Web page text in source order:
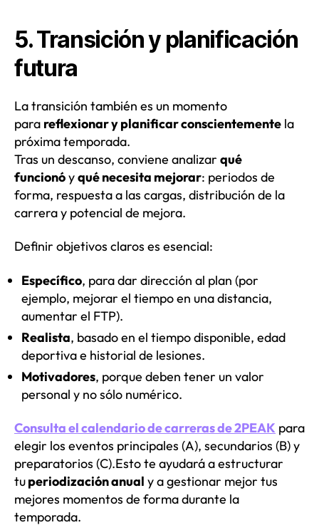
5. Transición y planificación
futura
La transición también es un momento
para reflexionar y planificar conscientemente la
próxima temporada.
Tras un descanso, conviene analizar qué
funcionóyqué necesita mejorar: periodos de
forma, respuesta a las cargas, distribución de la
carrera y potencial de mejora.
Definir objetivos claros es esencial:
Específico, para dar dirección al plan (por
ejemplo, mejorar el tiempo en una distancia,
aumentar el FTP).
Realista, basado en el tiempo disponible, edad
deportiva e historial de lesiones.
Motivadores, porque deben tener un valor
personal y no sólo numérico.
Consulta el calendario de carreras de 2PEAK para
elegir los eventos principales (A), secundarios (B) y
preparatorios (C).Esto te ayudará a estructurar
tuperiodización anual y a gestionar mejor tus
mejores momentos de forma durante la
temporada.